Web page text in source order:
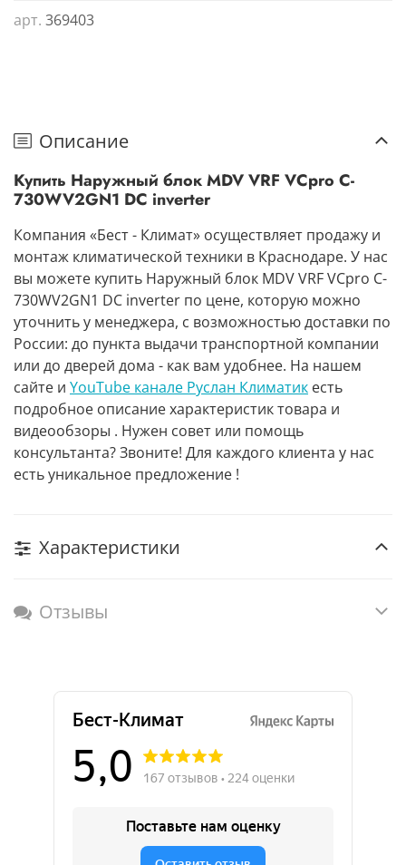
арт. 369403
Описание
Купить Наружный блок MDV VRF VCpro C-
730WV2GN1 DC inverter
Компания «Бест - Климат» осуществляет продажу и
монтаж климатической техники в Краснодаре. У нас
вы можете купить Наружный блок MDV VRF VCpro C-
730WV2GN1 DC inverter по цене, которую можно
уточнить у менеджера, с возможностью доставки по
России: до пункта выдачи транспортной компании
или до дверей дома - как вам удобнее. На нашем
сайте и YouTube канале Руслан Климатик есть
подробное описание характеристик товара и
видеообзоры . Нужен совет или помощь
консультанта? Звоните! Для каждого клиента у нас
есть уникальное предложение !
Характеристики
Отзывы